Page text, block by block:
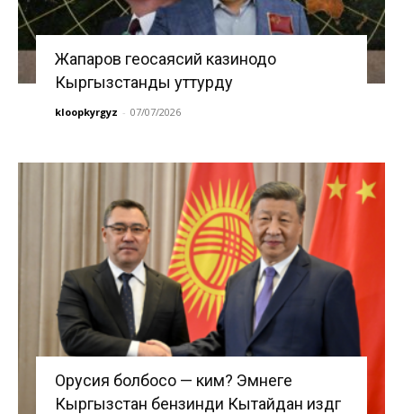
Жапаров геосаясий казинодо
Кыргызстанды уттурду
kloopkyrgyz - 07/07/2026
Орусия болбосо — ким? Эмнеге
Кыргызстан бензинди Кытайдан издөөгө